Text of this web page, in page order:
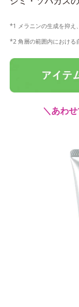
*1 メラニンの生成を抑え
*2 角層の範囲内における
＼あわ